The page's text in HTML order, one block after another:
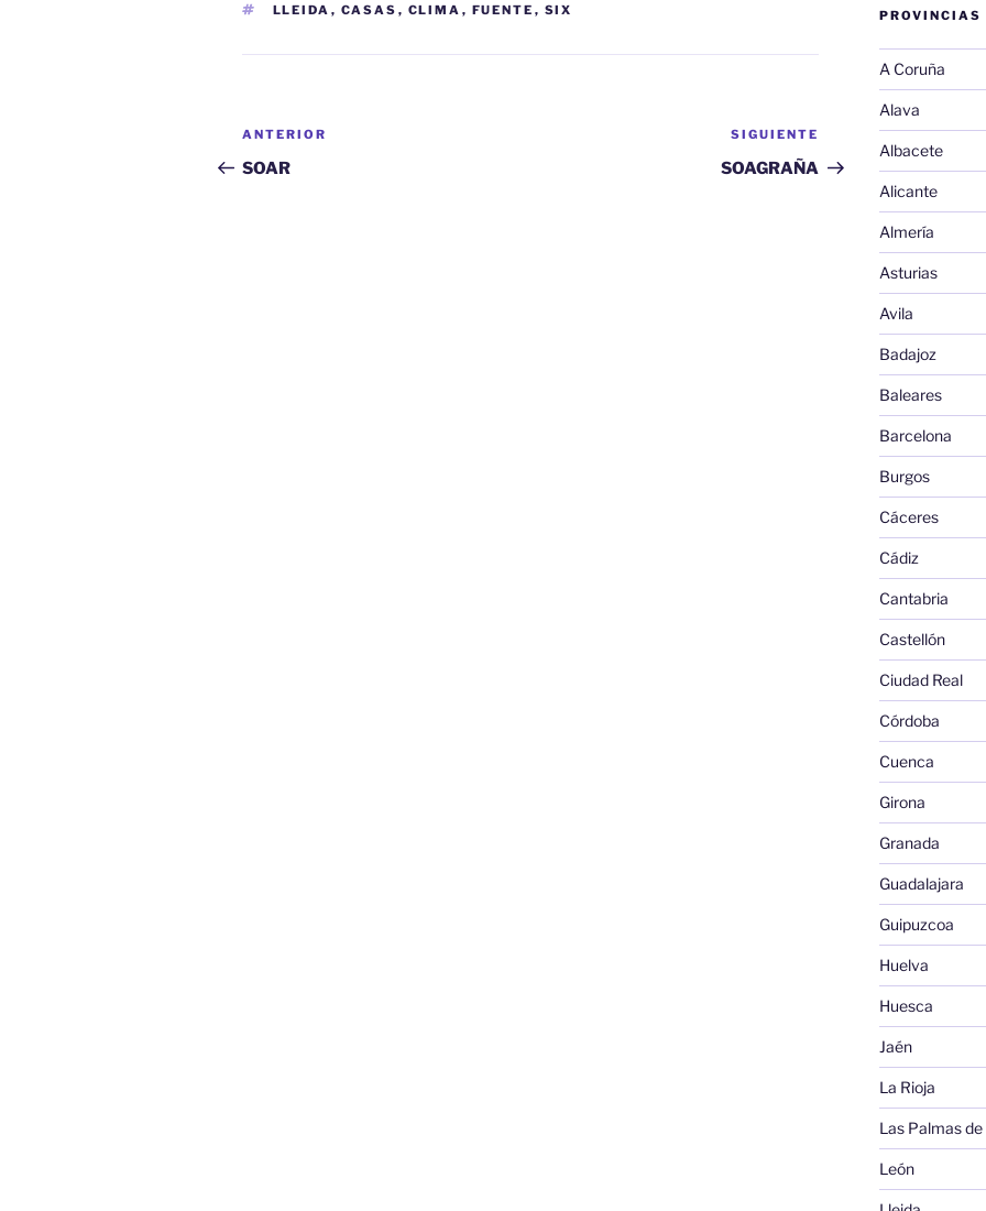
ETIQUETAS
LLEIDA , CASAS , CLIMA , FUENTE , SIX
Navegación
de
Entrada
anterior:
ANTERIOR
SOAR
Siguiente
entrada
SIGUIENTE
SOAGRAÑA
PROVINCIAS
A Coruña
Alava
Albacete
Alicante
Almería
Asturias
Avila
Badajoz
Baleares
Barcelona
Burgos
Cáceres
Cádiz
Cantabria
Castellón
Ciudad Real
Córdoba
Cuenca
Girona
Granada
Guadalajara
Guipuzcoa
Huelva
Huesca
Jaén
La Rioja
Las Palmas
León